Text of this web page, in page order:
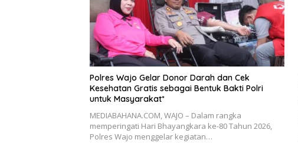
Polres Wajo Gelar Donor Darah dan Cek
Kesehatan Gratis sebagai Bentuk Bakti Polri
untuk Masyarakat*
MEDIABAHANA.COM, WAJO – Dalam rangka
memperingati Hari Bhayangkara ke-80 Tahun 2026,
Polres Wajo menggelar kegiatan…